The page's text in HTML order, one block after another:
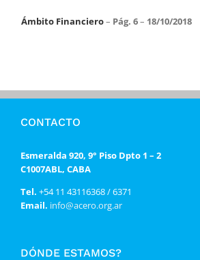
Ámbito Financiero– Pág. 6– 18/10/2018
CONTACTO
Esmeralda 920, 9° Piso Dpto 1 – 2
C1007ABL, CABA
Tel. +54 11 43116368 / 6371
Email. info@acero.org.ar
DÓNDE ESTAMOS?